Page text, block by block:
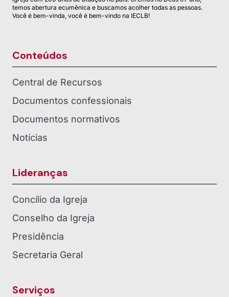
temos abertura ecumênica e buscamos acolher todas as pessoas.
Você é bem-vinda, você é bem-vindo na IECLB!
Conteúdos
Central de Recursos
Documentos confessionais
Documentos normativos
Notícias
Lideranças
Concílio da Igreja
Conselho da Igreja
Presidência
Secretaria Geral
Serviços